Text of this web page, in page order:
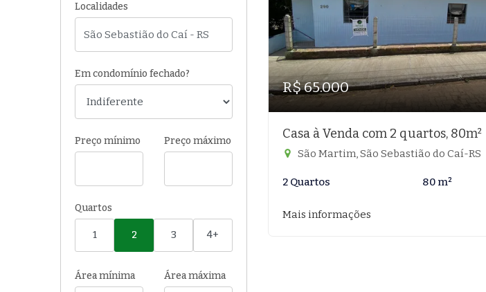
Localidades
Em condomínio fechado?
Preço mínimo Preço máximo
Quartos
1 2 3 4+
Área mínima Área máxima
R$ 65.000
Casa à Venda com 2 quartos, 80m²
São Martim, São Sebastião do Caí-RS
2 Quartos 80 m²
Mais informações